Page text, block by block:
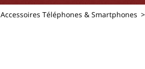
Accessoires Téléphones & Smartphones